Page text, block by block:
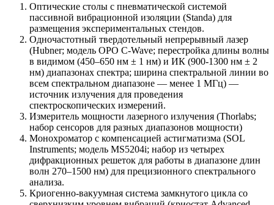
Оптические столы с пневматической системой
пассивной вибрационной изоляции (Standa) для
размещения экспериментальных стендов.
Одночастотный твердотельный непрерывный лазер
(Hubner; модель OPO С-Wave; перестройка длины волны
в видимом (450‒650 нм ± 1 нм) и ИК (900-1300 нм ± 2
нм) диапазонах спектра; ширина спектральной линии во
всем спектральном диапазоне — менее 1 МГц) —
источник излучения для проведения
спектроскопических измерений.
Измеритель мощности лазерного излучения (Thorlabs;
набор сенсоров для разных диапазонов мощности)
Монохроматор с компенсацией астигматизма (SOL
Instruments; модель MS5204i; набор из четырех
дифракционных решеток для работы в диапазоне длин
волн 270‒1500 нм) для прецизионного спектрального
анализа.
Криогенно-вакуумная система замкнутого цикла со